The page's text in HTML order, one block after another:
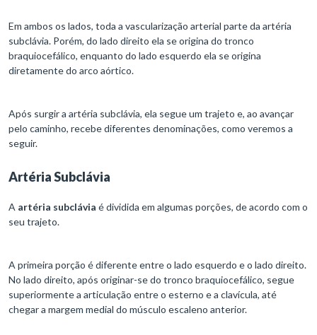
Em ambos os lados, toda a vascularização arterial parte da artéria
subclávia. Porém, do lado direito ela se origina do tronco
braquiocefálico, enquanto do lado esquerdo ela se origina
diretamente do arco aórtico.
Após surgir a artéria subclávia, ela segue um trajeto e, ao avançar
pelo caminho, recebe diferentes denominações, como veremos a
seguir.
Artéria Subclávia
A artéria subclávia é dividida em algumas porções, de acordo com o
seu trajeto.
A primeira porção é diferente entre o lado esquerdo e o lado direito.
No lado direito, após originar-se do tronco braquiocefálico, segue
superiormente a articulação entre o esterno e a clavícula, até
chegar a margem medial do músculo escaleno anterior.